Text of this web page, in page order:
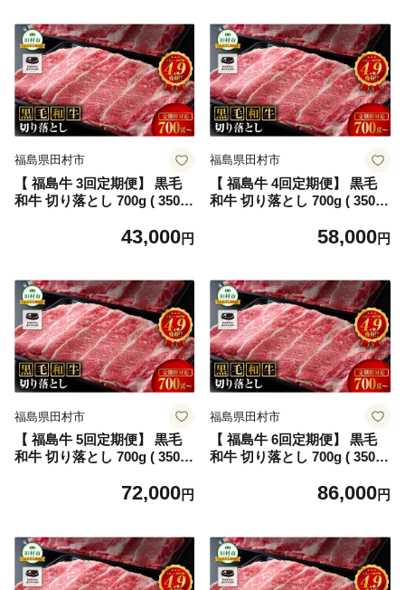
福島県 田村市 川合精肉店
ふくしま 田村 田村市 たむら
川合精肉店
福島県田村市
【 福島牛 3回定期便】 黒毛
和牛 切り落とし 700g ( 350g
焼肉 お弁当 おかず 旨味 贈答
ふくしま 田村 田村市 たむら
川合精肉店
43,000円
福島県田村市
【 福島牛 4回定期便】 黒毛
和牛 切り落とし 700g ( 350g
焼肉 お弁当 おかず 旨味 贈答
ふくしま 田村 田村市 たむら
川合精肉店
58,000円
福島県田村市
【 福島牛 5回定期便】 黒毛
和牛 切り落とし 700g ( 350g
焼肉 お弁当 おかず 旨味 贈答
ふくしま 田村 田村市 たむら
川合精肉店
72,000円
福島県田村市
【 福島牛 6回定期便】 黒毛
和牛 切り落とし 700g ( 350g
焼肉 お弁当 おかず 旨味 贈答
ふくしま 田村 田村市 たむら
川合精肉店
86,000円